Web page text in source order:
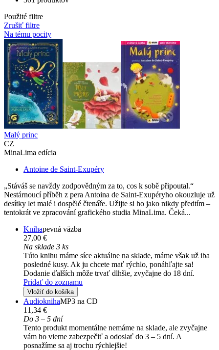
Použité filtre
Zrušiť filtre
Na tému pocity
Malý princ
CZ
MinaLima edícia
Antoine de Saint-Exupéry
„Stáváš se navždy zodpovědným za to, cos k sobě připoutal.“
Nestárnoucí příběh z pera Antoina de Saint-Exupéryho okouzluje už
desítky let malé i dospělé čtenáře. Užijte si ho jako nikdy předtím –
tentokrát ve zpracování grafického studia MinaLima. Čeká...
Knihapevná väzba
27,00 €
Na sklade 3 ks
Túto knihu máme síce aktuálne na sklade, máme však už iba
posledné kusy. Ak ju chcete mať rýchlo, ponáhľajte sa!
Dodanie ďalších môže trvať dlhšie, zvyčajne do 18 dní.
Pridať do zoznamu
Vložiť do košíka
AudioknihaMP3 na CD
11,34 €
Do 3 – 5 dní
Tento produkt momentálne nemáme na sklade, ale zvyčajne
vám ho vieme zabezpečiť a odoslať do 3 – 5 dní. A
posnažíme sa aj trochu rýchlejšie!